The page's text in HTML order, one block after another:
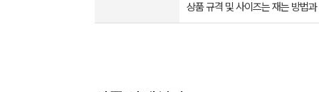
상품 규격 및 사이즈는 재는 방법